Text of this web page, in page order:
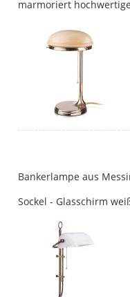
marmoriert
Bankerlampe aus
Sockel - Glasschirm